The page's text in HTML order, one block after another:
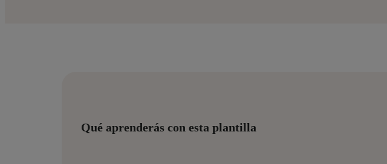
Qué aprenderás con esta plantilla